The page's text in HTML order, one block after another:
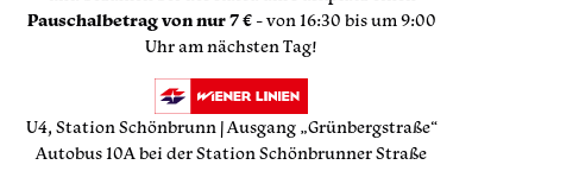
Pauschalbetrag von nur 7 €- von 16:30 bis um 9:00
Uhr am nächsten Tag!
U4, Station Schönbrunn | Ausgang „Grünbergstraße“
Autobus 10A bei der Station Schönbrunner Straße